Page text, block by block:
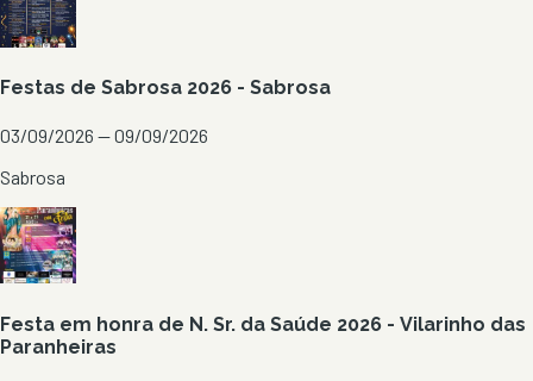
Festas de Sabrosa 2026 - Sabrosa
03/09/2026 — 09/09/2026
Sabrosa
Festa em honra de N. Sr. da Saúde 2026 - Vilarinho das
Paranheiras